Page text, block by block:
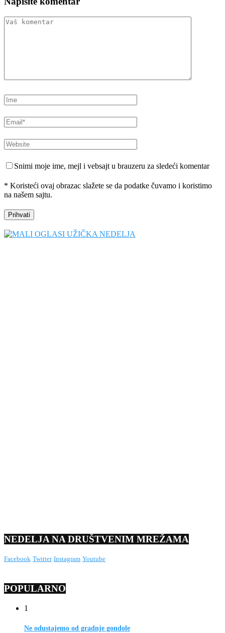
Snimi moje ime, mejl i vebsajt u brauzeru za sledeći komentar
* Koristeći ovaj obrazac slažete se da podatke čuvamo i koristimo
na našem sajtu.
NEDELJA NA DRUŠTVENIM MREŽAMA
Facebook Twitter Instagram Youtube
POPULARNO
1
Ne odustajemo od gradnje gondole